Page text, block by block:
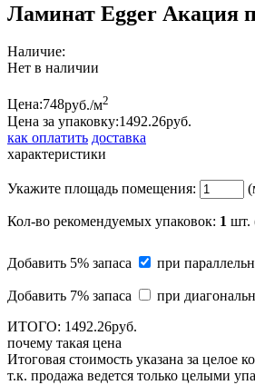
Ламинат Egger Акация
Наличие:
Нет в наличии
Цена:748руб./м2
Цена за упаковку:1492.26руб.
как оплатить доставка
характеристики
Укажите площадь помещения:
Кол-во рекомендуемых упаковок: 1 шт.
Добавить 5% запаса при
Добавить 7% запаса
при
ИТОГО: 1492.26руб.
почему такая цена
Итоговая стоимость указана за целое
т.к. продажа ведется только целыми